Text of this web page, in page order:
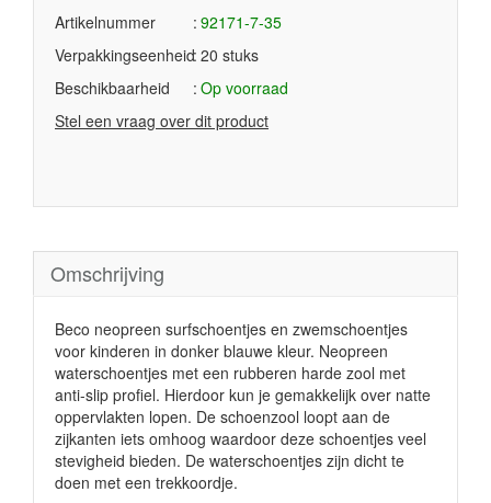
Artikelnummer
92171-7-35
Verpakkingseenheid 20 stuks
Beschikbaarheid
Op voorraad
Stel een vraag over dit product
Omschrijving
Beco neopreen surfschoentjes en zwemschoentjes
voor kinderen in donker blauwe kleur. Neopreen
waterschoentjes met een rubberen harde zool met
anti-slip profiel. Hierdoor kun je gemakkelijk over natte
oppervlakten lopen. De schoenzool loopt aan de
zijkanten iets omhoog waardoor deze schoentjes veel
stevigheid bieden. De waterschoentjes zijn dicht te
doen met een trekkoordje.